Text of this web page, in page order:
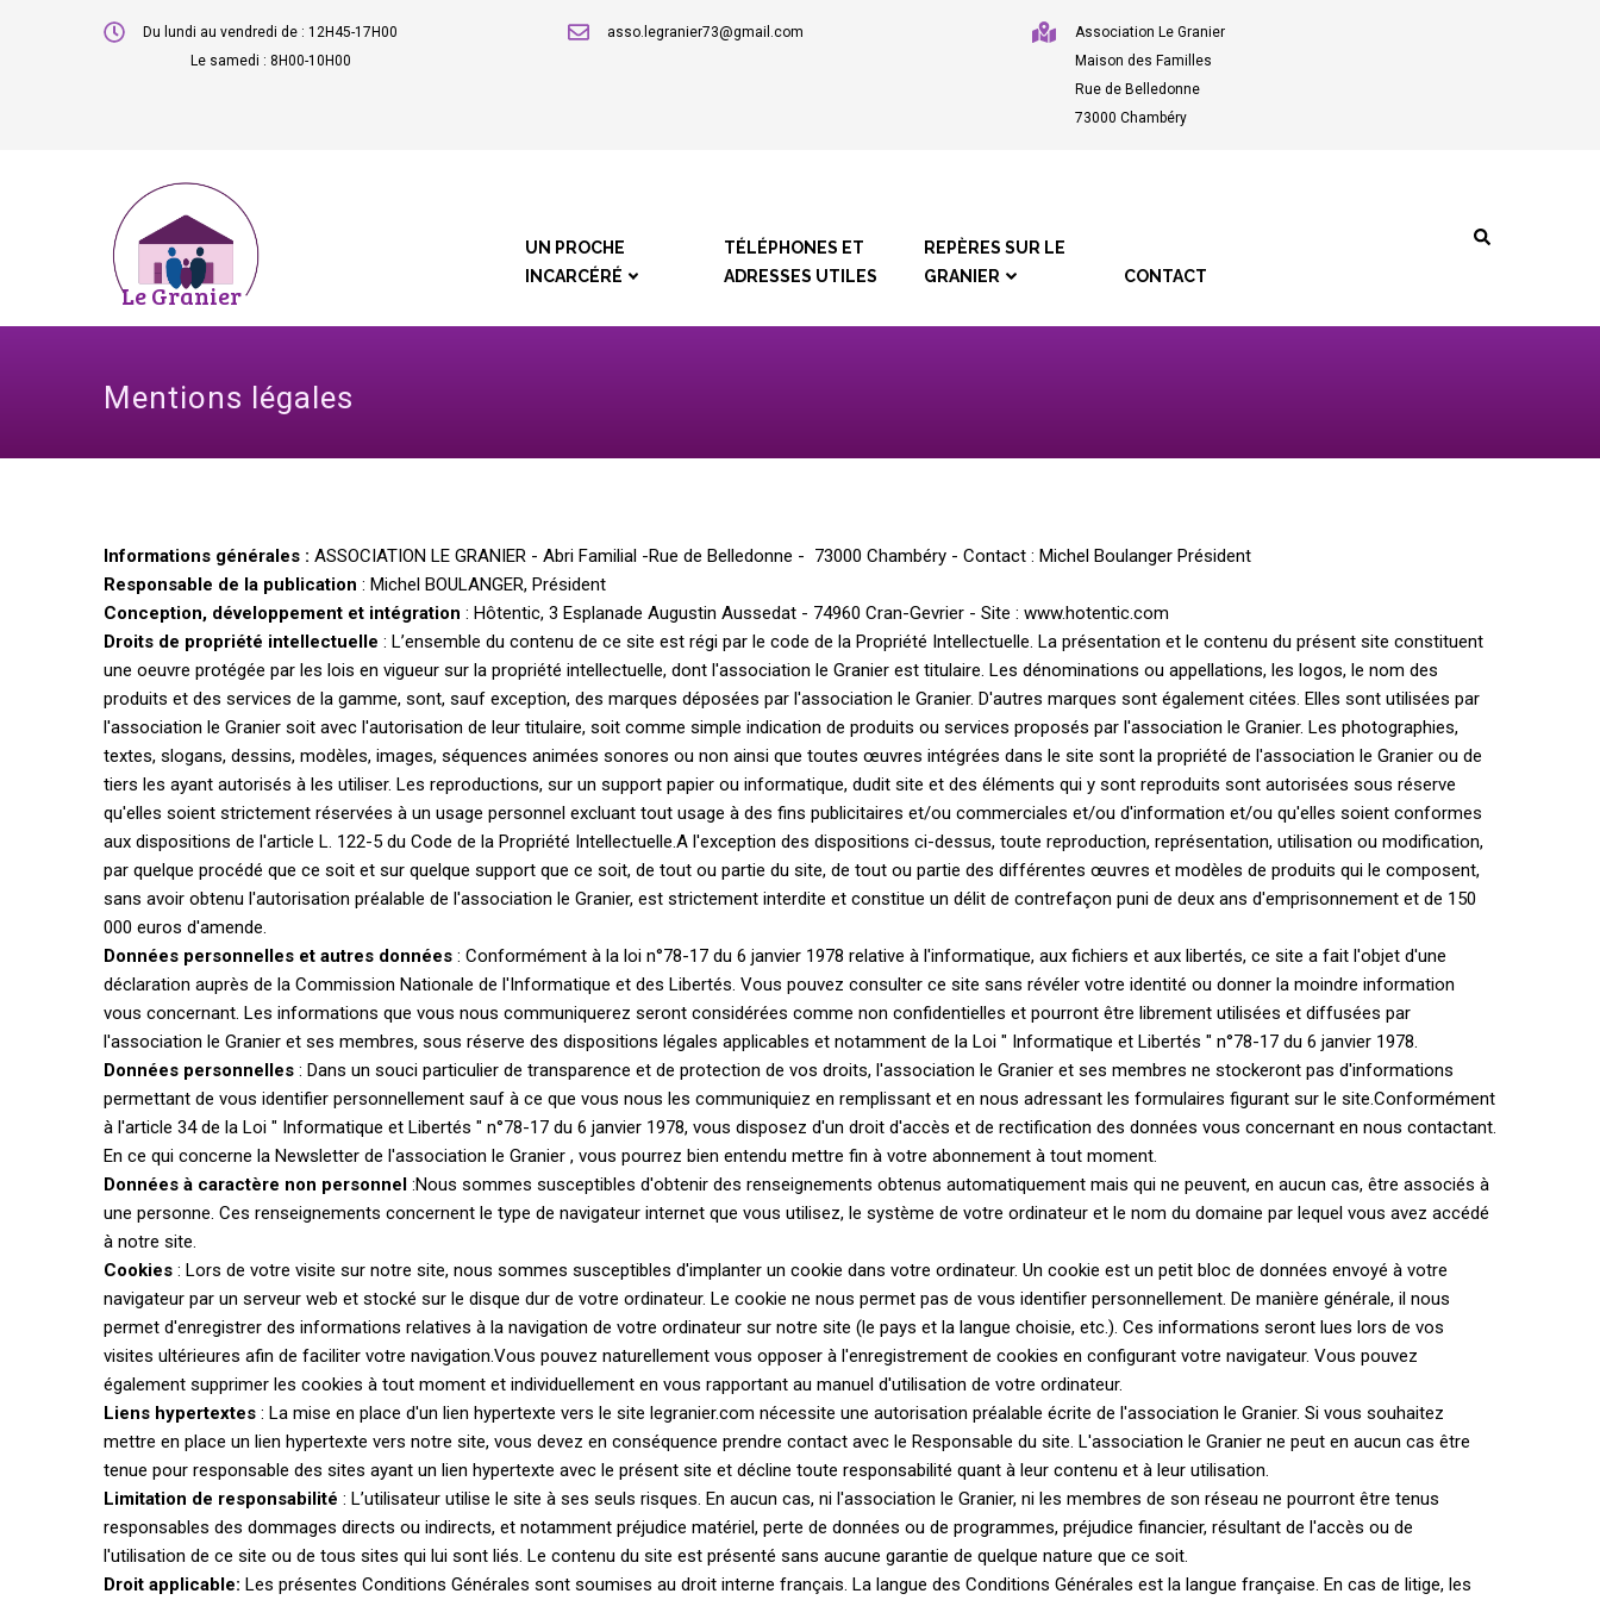
Du lundi au vendredi de : 12H45-17H00
Le samedi : 8H00-10H00
asso.legranier73@gmail.com
Association Le Granier
Maison des Familles
Rue de Belledonne
73000 Chambéry
Le Granier
UN PROCHE
INCARCÉRÉ
TÉLÉPHONES ET
ADRESSES UTILES
REPÈRES SUR LE
GRANIER
CONTACT
Mentions légales
Informations générales : ASSOCIATION LE GRANIER - Abri Familial -Rue de Belledonne - 73000 Chambéry - Contact : Michel Boulanger Président
Responsable de la publication : Michel BOULANGER, Président
Conception, développement et intégration : Hôtentic, 3 Esplanade Augustin Aussedat - 74960 Cran-Gevrier - Site : www.hotentic.com
Droits de propriété intellectuelle : L’ensemble du contenu de ce site est régi par le code de la Propriété Intellectuelle. La présentation et le contenu du présent site constituent
une oeuvre protégée par les lois en vigueur sur la propriété intellectuelle, dont l'association le Granier est titulaire. Les dénominations ou appellations, les logos, le nom des
produits et des services de la gamme, sont, sauf exception, des marques déposées par l'association le Granier. D'autres marques sont également citées. Elles sont utilisées par
l'association le Granier soit avec l'autorisation de leur titulaire, soit comme simple indication de produits ou services proposés par l'association le Granier. Les photographies,
textes, slogans, dessins, modèles, images, séquences animées sonores ou non ainsi que toutes œuvres intégrées dans le site sont la propriété de l'association le Granier ou de
tiers les ayant autorisés à les utiliser. Les reproductions, sur un support papier ou informatique, dudit site et des éléments qui y sont reproduits sont autorisées sous réserve
qu'elles soient strictement réservées à un usage personnel excluant tout usage à des fins publicitaires et/ou commerciales et/ou d'information et/ou qu'elles soient conformes
aux dispositions de l'article L. 122-5 du Code de la Propriété Intellectuelle.A l'exception des dispositions ci-dessus, toute reproduction, représentation, utilisation ou modification,
par quelque procédé que ce soit et sur quelque support que ce soit, de tout ou partie du site, de tout ou partie des différentes œuvres et modèles de produits qui le composent,
sans avoir obtenu l'autorisation préalable de l'association le Granier, est strictement interdite et constitue un délit de contrefaçon puni de deux ans d'emprisonnement et de 150
000 euros d'amende.
Données personnelles et autres données : Conformément à la loi n°78-17 du 6 janvier 1978 relative à l'informatique, aux fichiers et aux libertés, ce site a fait l'objet d'une
déclaration auprès de la Commission Nationale de l'Informatique et des Libertés. Vous pouvez consulter ce site sans révéler votre identité ou donner la moindre information
vous concernant. Les informations que vous nous communiquerez seront considérées comme non confidentielles et pourront être librement utilisées et diffusées par
l'association le Granier et ses membres, sous réserve des dispositions légales applicables et notamment de la Loi " Informatique et Libertés " n°78-17 du 6 janvier 1978.
Données personnelles : Dans un souci particulier de transparence et de protection de vos droits, l'association le Granier et ses membres ne stockeront pas d'informations
permettant de vous identifier personnellement sauf à ce que vous nous les communiquiez en remplissant et en nous adressant les formulaires figurant sur le site.Conformément
à l'article 34 de la Loi " Informatique et Libertés " n°78-17 du 6 janvier 1978, vous disposez d'un droit d'accès et de rectification des données vous concernant en nous contactant.
En ce qui concerne la Newsletter de l'association le Granier , vous pourrez bien entendu mettre fin à votre abonnement à tout moment.
Données à caractère non personnel :Nous sommes susceptibles d'obtenir des renseignements obtenus automatiquement mais qui ne peuvent, en aucun cas, être associés à
une personne. Ces renseignements concernent le type de navigateur internet que vous utilisez, le système de votre ordinateur et le nom du domaine par lequel vous avez accédé
à notre site.
Cookies : Lors de votre visite sur notre site, nous sommes susceptibles d'implanter un cookie dans votre ordinateur. Un cookie est un petit bloc de données envoyé à votre
navigateur par un serveur web et stocké sur le disque dur de votre ordinateur. Le cookie ne nous permet pas de vous identifier personnellement. De manière générale, il nous
permet d'enregistrer des informations relatives à la navigation de votre ordinateur sur notre site (le pays et la langue choisie, etc.). Ces informations seront lues lors de vos
visites ultérieures afin de faciliter votre navigation.Vous pouvez naturellement vous opposer à l'enregistrement de cookies en configurant votre navigateur. Vous pouvez
également supprimer les cookies à tout moment et individuellement en vous rapportant au manuel d'utilisation de votre ordinateur.
Liens hypertextes : La mise en place d'un lien hypertexte vers le site legranier.com nécessite une autorisation préalable écrite de l'association le Granier. Si vous souhaitez
mettre en place un lien hypertexte vers notre site, vous devez en conséquence prendre contact avec le Responsable du site. L'association le Granier ne peut en aucun cas être
tenue pour responsable des sites ayant un lien hypertexte avec le présent site et décline toute responsabilité quant à leur contenu et à leur utilisation.
Limitation de responsabilité : L’utilisateur utilise le site à ses seuls risques. En aucun cas, ni l'association le Granier, ni les membres de son réseau ne pourront être tenus
responsables des dommages directs ou indirects, et notamment préjudice matériel, perte de données ou de programmes, préjudice financier, résultant de l'accès ou de
l'utilisation de ce site ou de tous sites qui lui sont liés. Le contenu du site est présenté sans aucune garantie de quelque nature que ce soit.
Droit applicable: Les présentes Conditions Générales sont soumises au droit interne français. La langue des Conditions Générales est la langue française. En cas de litige, les